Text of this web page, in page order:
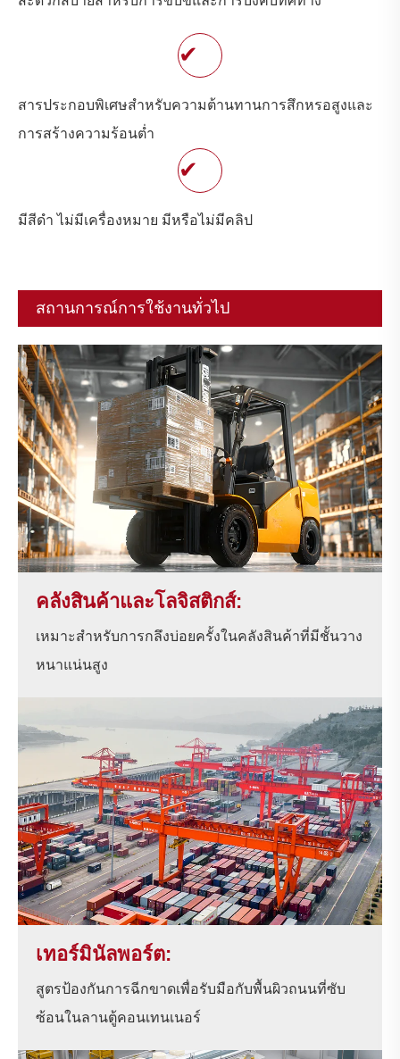
✔
สารประกอบพิเศษสำหรับความต้านทานการสึกหรอสูงและ
การสร้างความร้อนต่ำ
✔
มีสีดำ ไม่มีเครื่องหมาย มีหรือไม่มีคลิป
สถานการณ์การใช้งานทั่วไป
คลังสินค้าและโลจิสติกส์:
เหมาะสำหรับการกลึงบ่อยครั้งในคลังสินค้าที่มีชั้นวาง
หนาแน่นสูง
เทอร์มินัลพอร์ต:
สูตรป้องกันการฉีกขาดเพื่อรับมือกับพื้นผิวถนนที่ซับ
ซ้อนในลานตู้คอนเทนเนอร์